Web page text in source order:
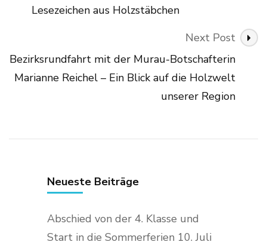
Lesezeichen aus Holzstäbchen
Next Post
Bezirksrundfahrt mit der Murau-Botschafterin
Marianne Reichel – Ein Blick auf die Holzwelt
unserer Region
Neueste Beiträge
Abschied von der 4. Klasse und
Start in die Sommerferien 10. Juli